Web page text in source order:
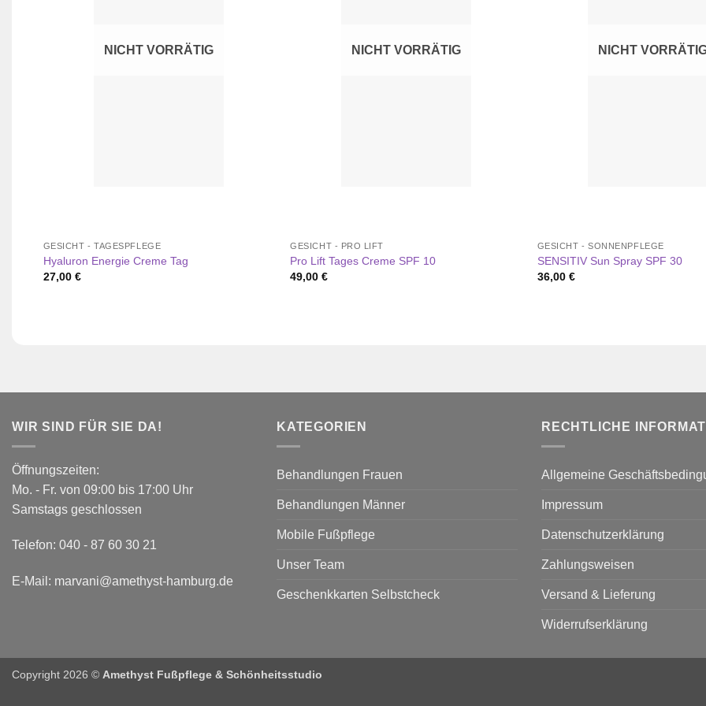
NICHT VORRÄTIG
GESICHT - TAGESPFLEGE
Hyaluron Energie Creme Tag
27,00 €
NICHT VORRÄTIG
GESICHT - PRO LIFT
Pro Lift Tages Creme SPF 10
49,00€
NICHT
GESICHT - SONNENPFLEGE
SENSITIV Sun Spray SPF 30
36,00 €
WIR SIND FÜR SIE DA!
Öffnungszeiten:
Mo. - Fr. von 09:00 bis 17:00 Uhr
Samstags geschlossen
Telefon: 040 - 87 60 30 21
E-Mail: marvani@amethyst-hamburg.de
KATEGORIEN
Behandlungen Frauen
Behandlungen Männer
Mobile Fußpflege
Unser Team
Geschenkkarten Selbstcheck
RECHTLICHE
Allgemeine
Impressum
Datenschutzerklärung
Zahlungsweisen
Versand & Lieferung
Widerrufserklärung
Copyright 2026 © Amethyst Fußpflege & Schönheitsstudio